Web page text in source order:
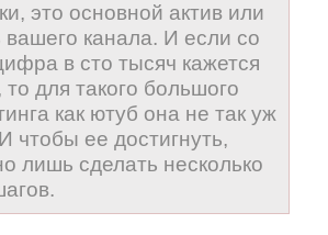
это основной актив или
вашего канала. И если со
в сто тысяч кажется
для такого большого
как ютуб она не так уж
чтобы ее достигнуть,
лишь сделать несколько